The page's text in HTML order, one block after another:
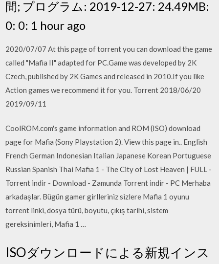
間; プログラム: 2019-12-27: 24.49MB:
0: 0: 1 hour ago
2020/07/07 At this page of torrent you can download the game
called "Mafia II" adapted for PC.Game was developed by 2K
Czech, published by 2K Games and released in 2010.If you like
Action games we recommend it for you. Torrent 2018/06/20
2019/09/11
CoolROM.com's game information and ROM (ISO) download
page for Mafia (Sony Playstation 2). View this page in.. English
French German Indonesian Italian Japanese Korean Portuguese
Russian Spanish Thai Mafia 1 - The City of Lost Heaven | FULL -
Torrent indir - Download - Zamunda Torrent indir - PC Merhaba
arkadaşlar. Bügün gamer girlleriniz sizlere Mafia 1 oyunu
torrent linki, dosya türü, boyutu, çıkış tarihi, sistem
gereksinimleri, Mafia 1 …
ISOダウンロードによる新規インス